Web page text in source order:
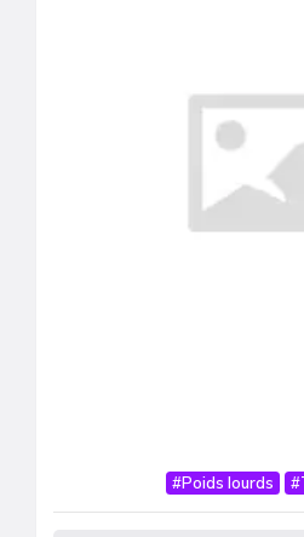
#Poids lourds #